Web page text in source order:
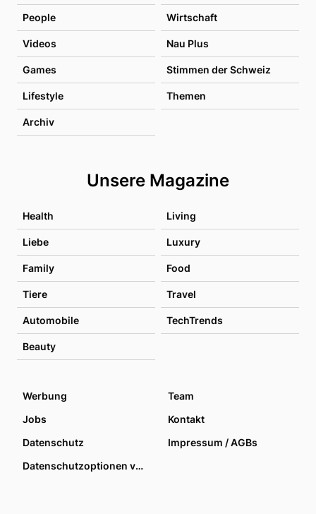
People Wirtschaft
Videos Nau Plus
Games Stimmen der Schweiz
Lifestyle Themen
Archiv
Unsere Magazine
Health Living
Liebe Luxury
Family Food
Tiere Travel
Automobile TechTrends
Beauty
Werbung
Team
Jobs
Kontakt
Datenschutz
Impressum / AGBs
Datenschutzoptionen verwalten